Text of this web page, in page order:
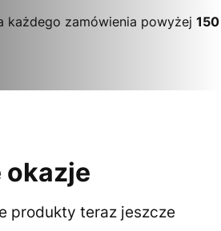
każdego zamówienia powyżej 150
okazje
produkty teraz jeszcze